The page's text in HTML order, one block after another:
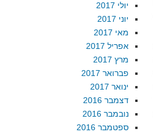
יולי 2017
יוני 2017
מאי 2017
אפריל 2017
מרץ 2017
פברואר 2017
ינואר 2017
דצמבר 2016
נובמבר 2016
ספטמבר 2016